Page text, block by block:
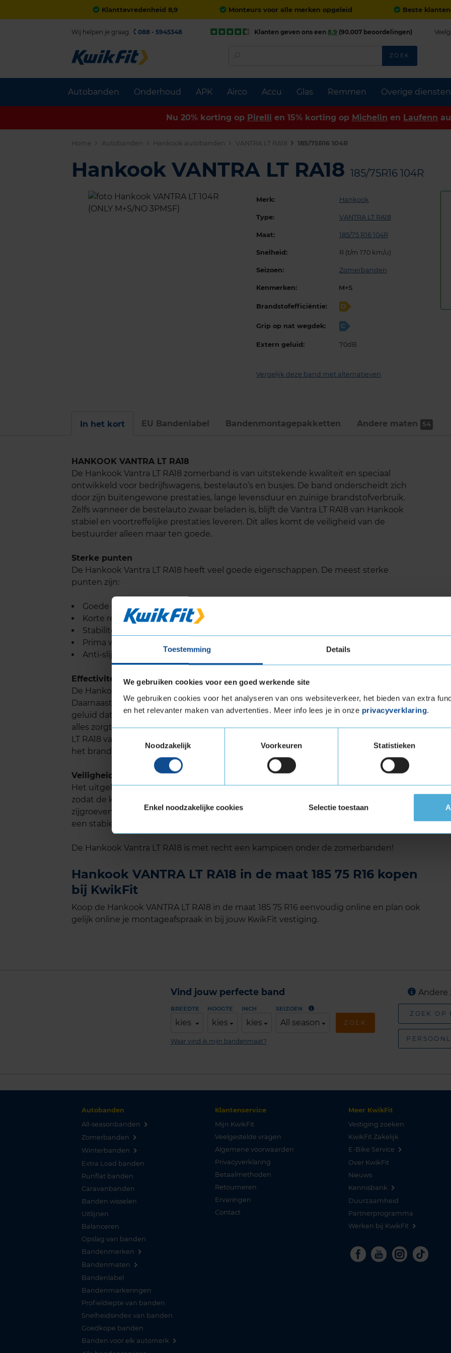
Toestemming Details
We gebruiken cookies voor een goed werkende site
We gebruiken cookies voor het analyseren van ons websiteverkeer, het bieden van extra
en het relevanter maken van advertenties. Meer info lees je in onze privacyverklaring.
Noodzakelijk
Voorkeuren Statistieken
Enkel noodzakelijke cookies Selectie toestaan
Klanttevredenheid 8,9 Monteurs voor alle merken opgeleid Beste
Autobanden Onderhoud APK Airco Accu Glas Remmen Overige diensten
Wij helpen je graag. 088 - 5945348 Klanten geven ons een 8,9 (90.007 beoordelingen)
ZOEK
Nu 20% korting op Pirelli en 15% korting op Michelin en Laufenn
Home Autobanden Hankook autobanden VANTRA LT RA18 185/75R16 104R
Hankook VANTRA LT RA18 185/75R16 104R
Merk: Hankook
Type: VANTRA LT RA18
Maat: 185/75 R16 104R
Snelheid: R (t/m 170 km/u)
Seizoen: Zomerbanden
Kenmerken:
Brandstofefficiëntie: D
Grip op nat wegdek: C
Extern geluid: 70dB
Vergelijk deze band met alternatieven
In het kort EU Bandenlabel Bandenmontage­pakketten Andere maten 54
HANKOOK VANTRA LT RA18
De Hankook Vantra LT RA18 zomerband is van uitstekende kwaliteit en speciaal
ontwikkeld voor bedrijfswagens, bestelauto’s en busjes. De band onderscheidt zich
door zijn buitengewone prestaties, lange levensduur en zuinige brandstofverbruik.
Zelfs wanneer de bestelauto zwaar beladen is, blijft de Vantra LT RA18 van Hankook
stabiel en voortreffelijke prestaties leveren. Dit alles komt de veiligheid van de
bestuurder alleen maar ten goede.
Sterke punten
De Hankook Vantra LT RA18 heeft veel goede eigenschappen. De meest sterke
punten zijn:
Goede grip
Korte remweg
Stabiliteit
Prima wegligging
Anti-slijtage kwaliteiten
Effectiviteit van de band
De Hankook Vantra LT RA18 is een betrouwbare zomerband die zich goed laat sturen.
Daarnaast kent de band een korte remweg en een opvallend goede tractie. Het
geluid dat de band tijdens het rijden produceert is bovendien aangenaam laag. Dit
alles zorgt voor vele veilige kilometers en comfortabele ritten. Tot slot heeft de Vantra
LT RA18 van Hankook een lage rolweerstand. Dit verlengt de levensduur en verlaagt
het brandstofverbruik.
Veiligheid
Het uitgekiende profiel van de Hankook Vantra LT RA18 voert water en vuil vlot af,
zodat de kans op aquaplaning aanzienlijk wordt verminderd. Daarnaast zorgen de
zijgroeven voor een perfecte grip, zodat je kunt rekenen op een prima wegligging en
een stabiele rit.
De Hankook Vantra LT RA18 is met recht een kampioen onder de zomerbanden!
Hankook VANTRA LT RA18 in de maat 185 75 R16 kopen
bij KwikFit
Koop de Hankook VANTRA LT RA18 in de maat 185 75 R16 eenvoudig online en plan ook
gelijk online je montageafspraak in bij jouw KwikFit vestiging.
Vind jouw perfecte band
BREEDTE
kies
HOOGTE
kies
INCH
kies
SEIZOEN
All season ZOEK
Waar vind ik mijn bandenmaat?
Andere
ZOEK OP
Autobanden
All-seasonbanden
Zomerbanden
Winterbanden
Extra Load banden
Runflat banden
Caravanbanden
Banden wisselen
Uitlijnen
Balanceren
Opslag van banden
Bandenmerken
Bandenmaten
Bandenlabel
Bandenmarkeringen
Profieldiepte van banden
Snelheidsindex van banden
Goedkope banden
Banden voor elk automerk
Klantenservice
Mijn KwikFit
Veelgestelde vragen
Algemene voorwaarden
Privacyverklaring
Betaalmethoden
Retourneren
Ervaringen
Contact
Meer KwikFit
Vestiging zoeken
KwikFit Zakelijk
E-Bike Service
Over KwikFit
Nieuws
Kennisbank
Duurzaamheid
Partnerprogramma
Werken bij KwikFit
Facebook
Youtube